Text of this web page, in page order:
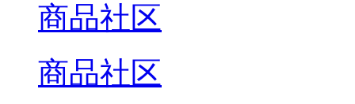
商品社区
商品社区